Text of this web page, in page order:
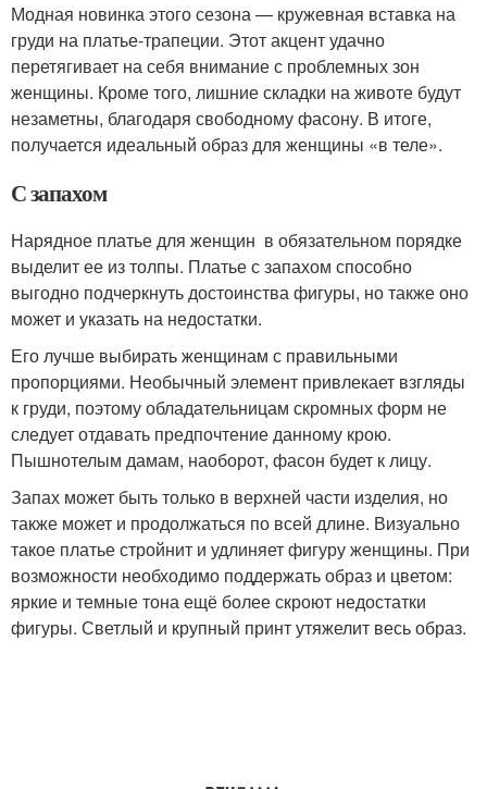
Модная новинка этого сезона — кружевная вставка на
груди на платье-трапеции. Этот акцент удачно
перетягивает на себя внимание с проблемных зон
женщины. Кроме того, лишние складки на животе будут
незаметны, благодаря свободному фасону. В итоге,
получается идеальный образ для женщины «в теле».
С запахом
Нарядное платье для женщин в обязательном порядке
выделит ее из толпы. Платье с запахом способно
выгодно подчеркнуть достоинства фигуры, но также оно
может и указать на недостатки.
Его лучше выбирать женщинам с правильными
пропорциями. Необычный элемент привлекает взгляды
к груди, поэтому обладательницам скромных форм не
следует отдавать предпочтение данному крою.
Пышнотелым дамам, наоборот, фасон будет к лицу.
Запах может быть только в верхней части изделия, но
также может и продолжаться по всей длине. Визуально
такое платье стройнит и удлиняет фигуру женщины. При
возможности необходимо поддержать образ и цветом:
яркие и темные тона ещё более скроют недостатки
фигуры. Светлый и крупный принт утяжелит весь образ.